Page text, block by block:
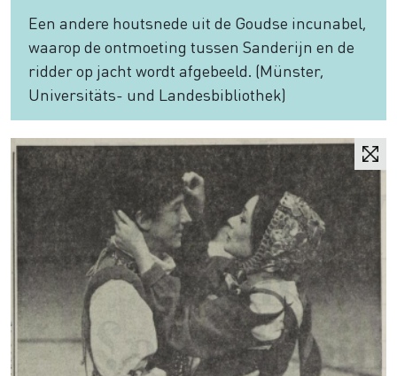
Een andere houtsnede uit de Goudse incunabel,
waarop de ontmoeting tussen Sanderijn en de
ridder op jacht wordt afgebeeld. (Münster,
Universitäts- und Landesbibliothek)